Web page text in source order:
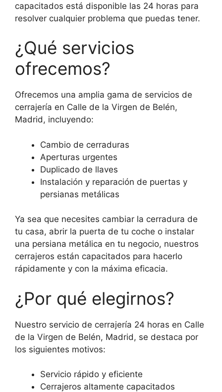
capacitados está disponible las 24 horas para
resolver cualquier problema que puedas tener.
¿Qué servicios
ofrecemos?
Ofrecemos una amplia gama de servicios de
cerrajería en Calle de la Virgen de Belén,
Madrid, incluyendo:
Cambio de cerraduras
Aperturas urgentes
Duplicado de llaves
Instalación y reparación de puertas y
persianas metálicas
Ya sea que necesites cambiar la cerradura de
tu casa, abrir la puerta de tu coche o instalar
una persiana metálica en tu negocio, nuestros
cerrajeros están capacitados para hacerlo
rápidamente y con la máxima eficacia.
¿Por qué elegirnos?
Nuestro servicio de cerrajería 24 horas en Calle
de la Virgen de Belén, Madrid, se destaca por
los siguientes motivos:
Servicio rápido y eficiente
Cerrajeros altamente capacitados